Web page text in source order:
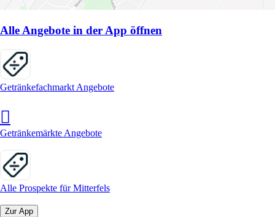
Alle Angebote in der App öffnen
Getränkefachmarkt Angebote
Getränkemärkte Angebote
Alle Prospekte für Mitterfels
Zur App